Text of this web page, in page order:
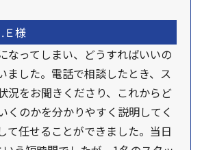
Ｅ様
なってしまい、どうすればいいの
ました。電話で相談したとき、ス
況をお聞きくださり、これからど
くのかを分かりやすく説明してく
て任せることができました。当日